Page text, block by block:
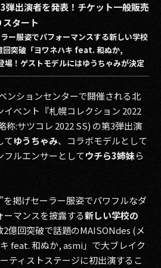
ミクチャ
療(CLIUS)
版メディア
イベント
タテドラ
の他事業
2026
2025
2024
弾出演者を発表！チケット一般販売
タート
ー服姿でパフォーマンスする新しい学校
回突破「ヨワネハキ feat. 和ぬか,
！ゲストモデルにはゆうちゃみが決定
ンションセンターで開催される北
ベント『札幌コレクション 2022
称:サツコレ 2022 SS) の第3弾出演
てゆうちゃみ、コラボモデルとして
フルエンサーとしてウチら3姉妹ら
を掲げセーラー服姿でパワフルなダ
ーマンスを披露する新しい学校の
2億回突破で話題のMAISONdes (メ
feat. 和ぬか, asmi」で大ブレイク
ティストステージに初出演するこ